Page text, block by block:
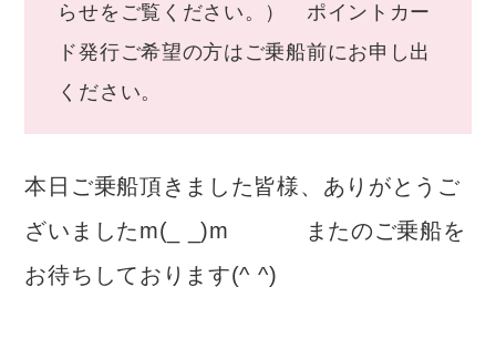
らせをご覧ください。） ポイントカー
ド発行ご希望の方はご乗船前にお申し出
ください。
本日ご乗船頂きました皆様、ありがとうご
ざいましたm(_ _)m またのご乗船を
お待ちしております(^ ^)